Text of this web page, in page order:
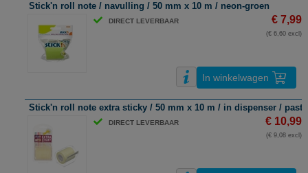
Stick'n roll note / navulling / 50 mm x 10 m / neon-groen
DIRECT LEVERBAAR € 7,99
(€ 6,60 excl)
In winkelwagen
Stick'n roll note extra sticky / 50 mm x 10 m / in dispenser /
DIRECT LEVERBAAR € 10,99
(€ 9,08 excl)